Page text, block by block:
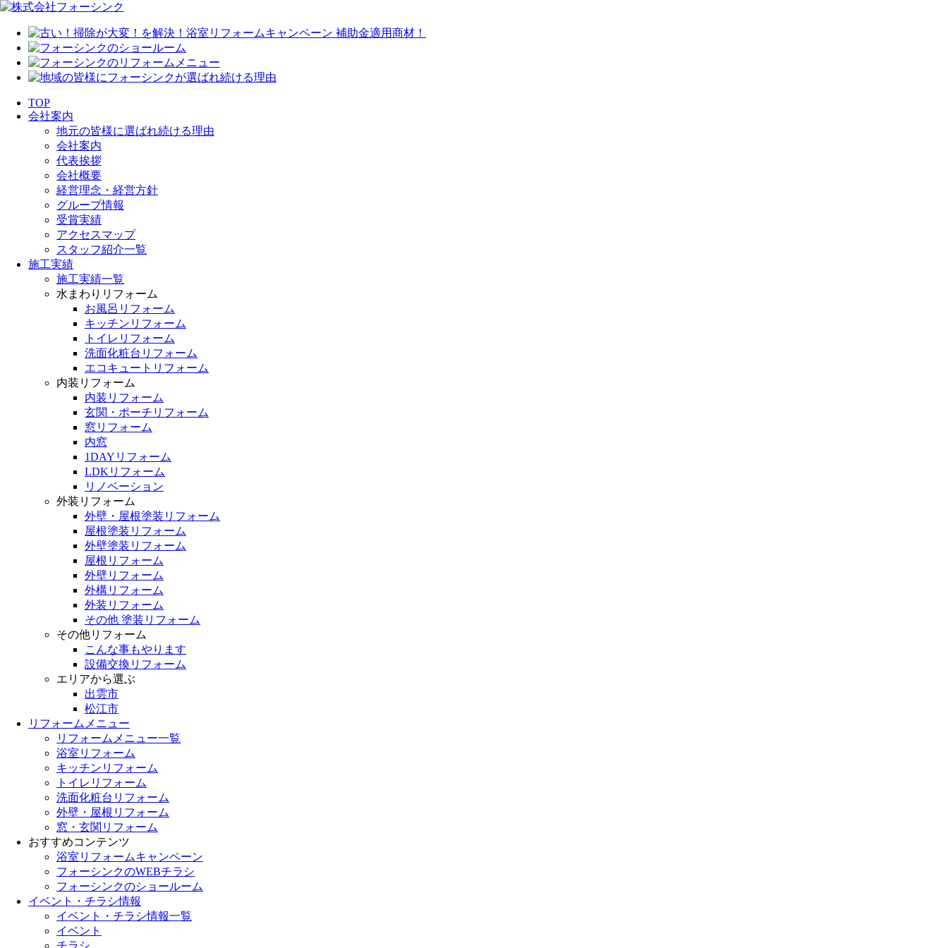
TOP
会社案内
地元の皆様に選ばれ続ける理由
会社案内
代表挨拶
会社概要
経営理念・経営方針
グループ情報
受賞実績
アクセスマップ
スタッフ紹介一覧
施工実績
施工実績一覧
水まわりリフォーム
お風呂リフォーム
キッチンリフォーム
トイレリフォーム
洗面化粧台リフォーム
エコキュートリフォーム
内装リフォーム
内装リフォーム
玄関・ポーチリフォーム
窓リフォーム
内窓
1DAYリフォーム
LDKリフォーム
リノベーション
外装リフォーム
外壁・屋根塗装リフォーム
屋根塗装リフォーム
外壁塗装リフォーム
屋根リフォーム
外壁リフォーム
外構リフォーム
外装リフォーム
その他 塗装リフォーム
その他リフォーム
こんな事もやります
設備交換リフォーム
エリアから選ぶ
出雲市
松江市
リフォームメニュー
リフォームメニュー一覧
浴室リフォーム
キッチンリフォーム
トイレリフォーム
洗面化粧台リフォーム
外壁・屋根リフォーム
窓・玄関リフォーム
おすすめコンテンツ
浴室リフォームキャンペーン
フォーシンクのWEBチラシ
フォーシンクのショールーム
イベント・チラシ情報
イベント・チラシ情報一覧
イベント
チラシ